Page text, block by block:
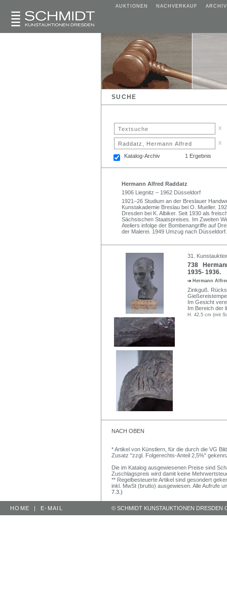
AUKTIONEN NACHVERKAUF ARCHIV
SUCHE
x
x
Katalog-Archiv 1 Ergebnis
Hermann Alfred Raddatz
1906 Liegnitz – 1962 Düsseldorf
1921–26 Studium an der Breslauer
Kunstakademie Breslau bei O. Mueller.
Dresden bei K. Albiker. Seit 1930 als
Sächsischen Staatspreises. Im Zweiten
Ateliers infolge der Bombenangriffe auf
der Malerei. 1949 Umzug nach Düsseldorf.
31.
738
1935- 1936.
Hermann
Zinkguß.
Im Gesicht
Im Bereich der
H. 42,5 cm (mit
NACH OBEN
* Artikel von Künstlern, für die durch die VG
Zusatz "zzgl. Folgerechts-Anteil 2,5%"
Die im Katalog ausgewiesenen Preise sind
Zuschlagspreis wird damit keine
** Regelbesteuerte Artikel sind gesondert
inkl. MwSt (brutto) ausgewiesen. Alle Aufrufe
7.3.)
HOME | E-MAIL © SCHMIDT KUNSTAUKTIONEN DRESDEN